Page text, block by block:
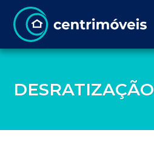
DESRATIZAÇÃO